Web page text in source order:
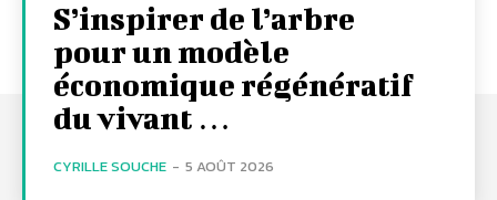
S’inspirer de l’arbre
pour un modèle
économique régénératif
du vivant …
CYRILLE SOUCHE - 5 AOÛT 2026